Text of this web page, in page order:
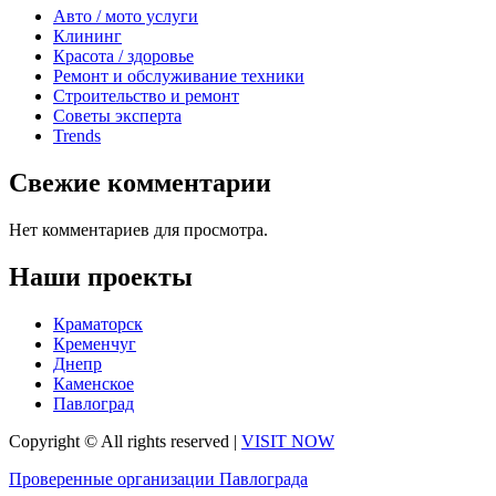
Авто / мото услуги
Клининг
Красота / здоровье
Ремонт и обслуживание техники
Строительство и ремонт
Советы эксперта
Trends
Свежие комментарии
Нет комментариев для просмотра.
Наши проекты
Краматорск
Кременчуг
Днепр
Каменское
Павлоград
Copyright © All rights reserved | VISIT NOW
Проверенные организации Павлограда